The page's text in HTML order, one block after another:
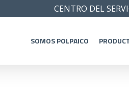
CENTRO DEL
SOMOS POLPAICO